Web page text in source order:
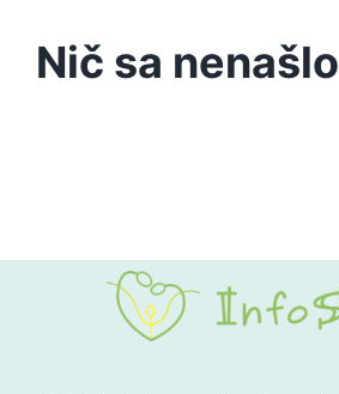
Podporte nás
Vyšetrenia sluchu
Rané poradenstvo
Nič sa nenašlo